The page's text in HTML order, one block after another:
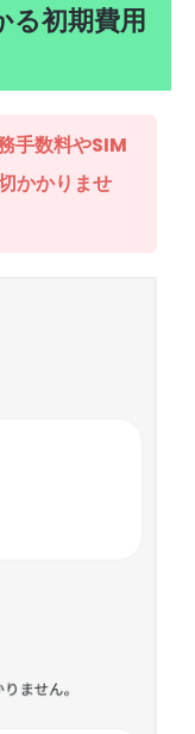
初期費用
手数料やSIM
かかりませ